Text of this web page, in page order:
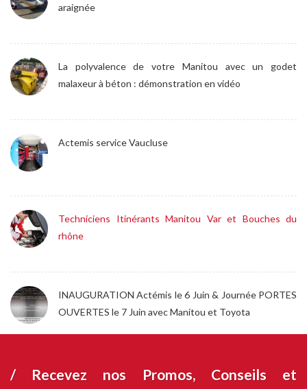
araignée
La polyvalence de votre Manitou avec un godet
malaxeur à béton : démonstration en vidéo
Actemis service Vaucluse
Techniciens Itinérants Manitou Var et Bouches du
rhône
INAUGURATION Actémis le 6 Juin & Journée PORTES
OUVERTES le 7 Juin avec Manitou et Toyota
/ Recevez nos Promos, Conseils et